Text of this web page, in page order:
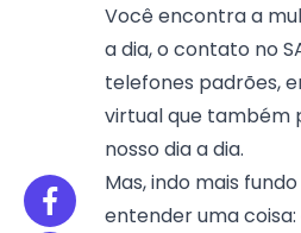
Você encontra a
a dia, o contato no
telefones padrões,
virtualque também
nosso dia a dia.
Mas, indo mais
entender uma